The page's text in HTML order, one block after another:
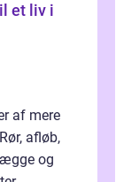
af mere
afløb,
og